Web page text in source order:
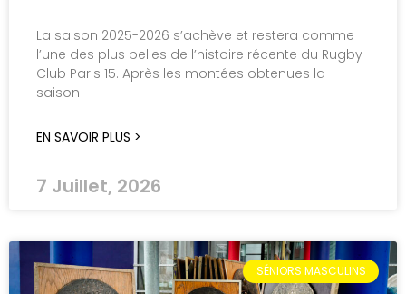
La saison 2025-2026 s’achève et restera comme
l’une des plus belles de l’histoire récente du Rugby
Club Paris 15. Après les montées obtenues la
saison
EN SAVOIR PLUS >
7 Juillet, 2026
SÉNIORS MASCULINS